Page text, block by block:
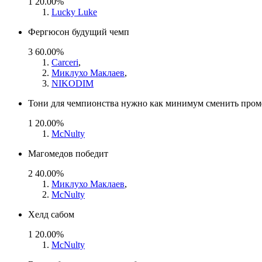
Lucky Luke
Фергюсон будущий чемп
3 60.00%
Carceri,
Миклухо Маклаев,
NIKODIM
Тони для чемпионства нужно как минимум сменить
1 20.00%
McNulty
Магомедов победит
2 40.00%
Миклухо Маклаев,
McNulty
Хелд сабом
1 20.00%
McNulty